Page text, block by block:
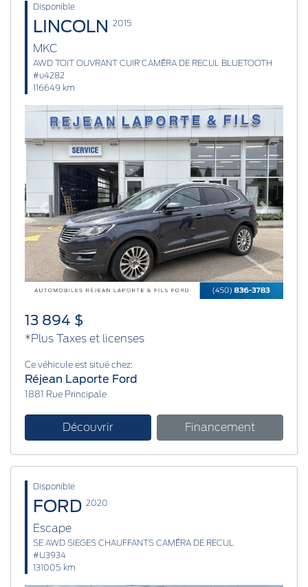
Disponible
LINCOLN 2015
MKC
AWD TOIT OUVRANT CUIR CAMÉRA DE RECUL BLUETOOTH
#u4282
116649 km
Previous Next
13 894 $
*Plus Taxes et licenses
Ce véhicule est situé chez:
Réjean Laporte Ford
1881 Rue Principale
Découvrir Financement
Disponible
FORD 2020
Escape
SE AWD SIEGES CHAUFFANTS CAMÉRA DE RECUL
#U3934
131005 km